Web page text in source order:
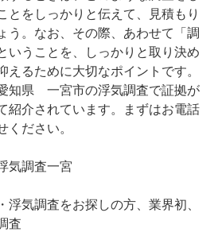
とをしっかりと伝えて、見積もり
う。なお、その際、あわせて「調
いうことを、しっかりと取り決め
えるために大切なポイントです。
知県 一宮市の浮気調査で証拠が
紹介されています。まずはお電話
ください。
気調査一宮
気調査をお探しの方、業界初、
査